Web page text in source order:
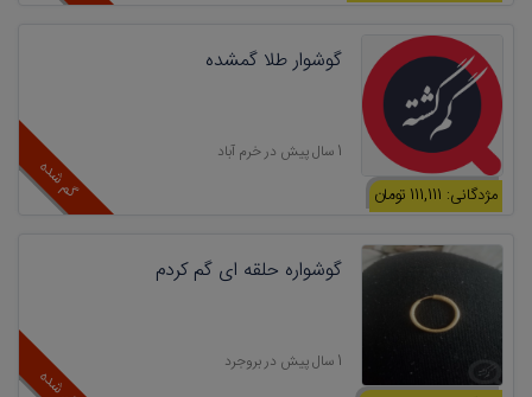
گم شده مژدگانی: 111,111 تومان
گوشوار طلا گمشده
1 سال پیش در خرم آباد
گوشواره حلقه ای گم کردم
1 سال پیش در بروجرد